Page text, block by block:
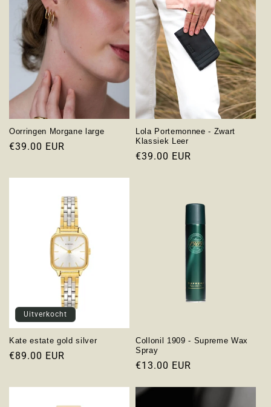
Oorringen Morgane large
Normale
€39.00 EUR
Lola Portemonnee - Zwart
Klassiek Leer
Normale
€39.00 EUR
Uitverkocht
Kate estate gold silver
Normale
€89.00 EUR
Collonil 1909 - Supreme Wax
Spray
Normale
€13.00 EUR